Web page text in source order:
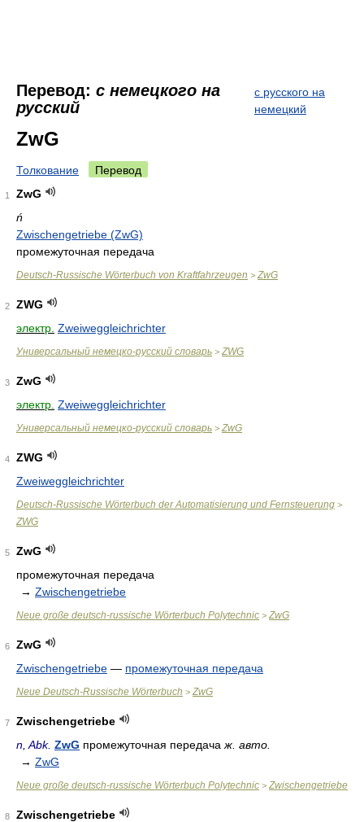
Перевод: с немецкого на
русский
с русского на
немецкий
ZwG
Толкование Перевод
1
ZwG
ń
Zwischengetriebe (ZwG)
промежуточная передача
Deutsch-Russische Wörterbuch von Kraftfahrzeugen > ZwG
2
ZWG
электр. Zweiweggleichrichter
Универсальный немецко-русский словарь > ZWG
3
ZwG
электр. Zweiweggleichrichter
Универсальный немецко-русский словарь > ZwG
4
ZWG
Zweiweggleichrichter
Deutsch-Russische Wörterbuch der Automatisierung und Fernsteuerung >
ZWG
5
ZwG
промежуточная передача
→ Zwischengetriebe
Neue große deutsch-russische Wörterbuch Polytechnic > ZwG
6
ZwG
Zwischengetriebe — промежуточная передача
Neue Deutsch-Russische Wörterbuch > ZwG
7
Zwischengetriebe
n, Abk. ZwG промежуточная передача ж. авто.
→ ZwG
Neue große deutsch-russische Wörterbuch Polytechnic > Zwischengetriebe
8
Zwischengetriebe